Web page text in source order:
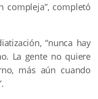
compleja”, completó
“nunca hay
La gente no quiere
más aún cuando